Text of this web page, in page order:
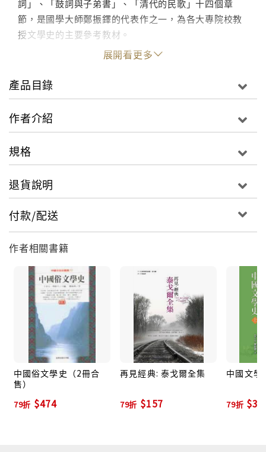
詞」、「鼓詞與子弟書」、「清代的民歌」十四個章
節，是國學大師鄭振鐸的代表作之一，為各大專院校教
授文學史的主要參考教材。
展開看更多
產品目錄
作者介紹
規格
退貨說明
付款/配送
作者相關書籍
中國俗文學史（2冊合
售）
79折 $474
再見經典: 泰戈爾全集
79折 $157
中國文學
79折